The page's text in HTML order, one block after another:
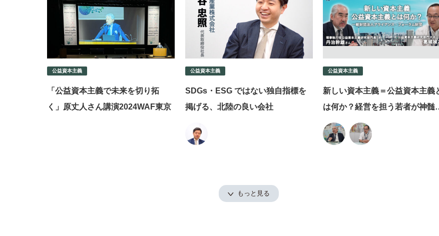
公益資本主義
「公益資本主義で未来を切り拓
く」原丈人さん講演2024WAF東京
公益資本主義
SDGs・ESG ではない独自指標を
掲げる、北陸の良い会社
公益資本主義
新しい資本主義＝公益資本主義
は何か？経営を担う若者が神髄
自ら掴み取る実践研修 一般財団法
人アライアンス・フォーラム財団
もっと見る